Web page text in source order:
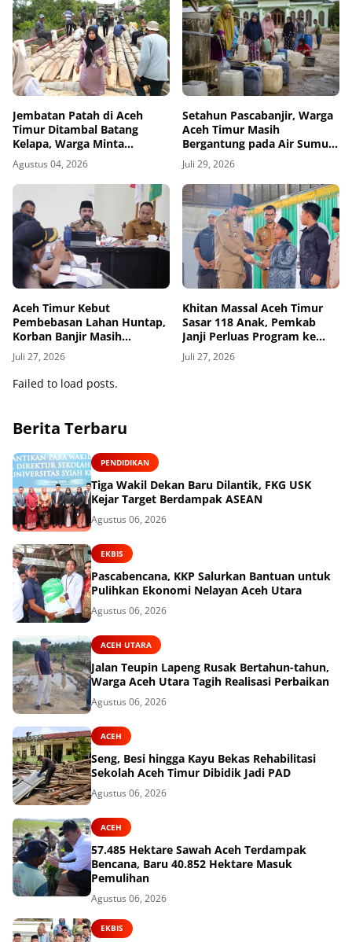
Jembatan Patah di Aceh
Timur Ditambal Batang
Kelapa, Warga Minta
Perbaikan Permanen
Agustus 04, 2026
Setahun Pascabanjir, Warga
Aceh Timur Masih
Bergantung pada Air Sumur
Masjid
Juli 29, 2026
Aceh Timur Kebut
Pembebasan Lahan Huntap,
Korban Banjir Masih
Menunggu Tuntasnya
Administrasi Tanah
Juli 27, 2026
Khitan Massal Aceh Timur
Sasar 118 Anak, Pemkab
Janji Perluas Program ke
Tiga Wilayah
Juli 27, 2026
Failed to load posts.
Berita Terbaru
PENDIDIKAN
Tiga Wakil Dekan Baru Dilantik, FKG USK
Kejar Target Berdampak ASEAN
Agustus 06, 2026
EKBIS
Pascabencana, KKP Salurkan Bantuan untuk
Pulihkan Ekonomi Nelayan Aceh Utara
Agustus 06, 2026
ACEH UTARA
Jalan Teupin Lapeng Rusak Bertahun-tahun,
Warga Aceh Utara Tagih Realisasi Perbaikan
Agustus 06, 2026
ACEH
Seng, Besi hingga Kayu Bekas Rehabilitasi
Sekolah Aceh Timur Dibidik Jadi PAD
Agustus 06, 2026
ACEH
57.485 Hektare Sawah Aceh Terdampak
Bencana, Baru 40.852 Hektare Masuk
Pemulihan
Agustus 06, 2026
EKBIS